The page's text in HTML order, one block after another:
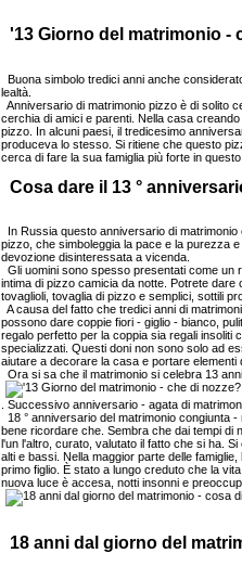
'13 Giorno del matrimonio -
Buona simbolo tredici anni anche
lealtà.
Anniversario di matrimonio pizzo è di solito
cerchia di amici e parenti. Nella casa
pizzo. In alcuni paesi, il tredicesimo
produceva lo stesso. Si ritiene che questo
cerca di fare la sua famiglia più forte in
Cosa dare il 13 °
In Russia questo anniversario di
pizzo, che simboleggia la pace e la purezza
devozione disinteressata a vicenda.
Gli uomini sono spesso presentati come un
intima di pizzo camicia da notte. Potrete
tovaglioli, tovaglia di pizzo e semplici, sottili
A causa del fatto che tredici anni di
possono dare coppie fiori - giglio - bianco,
regalo perfetto per la coppia sia regali insoliti
specializzati. Questi doni non sono solo ad
aiutare a decorare la casa e portare elementi
Ora si sa che il matrimonio si celebra 13
. Successivo anniversario - agata di
18 ° anniversario del matrimonio congiunta
bene ricordare che. Sembra che dai tempi di
l'un l'altro, curato, valutato il fatto che si ha.
alti e bassi. Nella maggior parte delle
primo figlio. È stato a lungo creduto che la
nuova luce è accesa, notti insonni e
18 anni dal giorno del